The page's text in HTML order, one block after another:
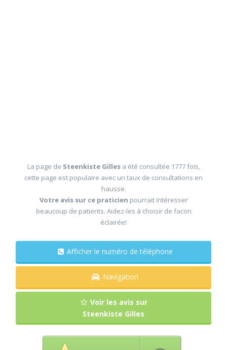
La page de Steenkiste Gilles a été consultée 1777 fois,
cette page est populaire avec un taux de consultations en
hausse.
Votre avis sur ce praticien pourrait intéresser
beaucoup de patients. Aidez-les à choisir de facon
éclairée!
Afficher le numéro de téléphone
Navigation
Voir les avis sur
Steenkiste Gilles